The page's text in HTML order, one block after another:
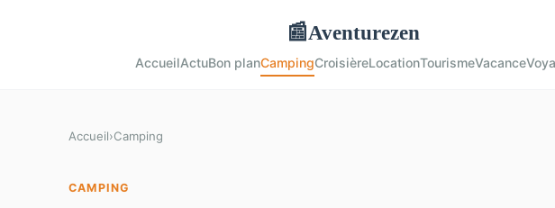
📰Aventurezen
AccueilActuBon planCampingCroisièreLocationTourismeVacance
Accueil›Camping
CAMPING